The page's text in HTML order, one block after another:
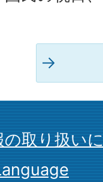
の取り扱い